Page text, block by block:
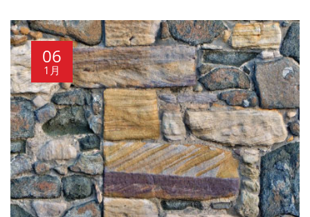
06
1月